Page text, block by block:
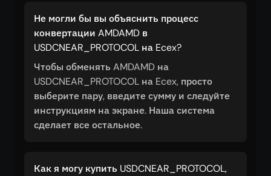
Не могли бы вы объяснить процесс
конвертации AMDAMD в
USDCNEAR_PROTOCOL на Ecex?
Чтобы обменять AMDAMD на
USDCNEAR_PROTOCOL на Ecex, просто
выберите пару, введите сумму и следуйте
инструкциям на экране. Наша система
сделает все остальное.
Как я могу купить USDCNEAR_PROTOCOL,